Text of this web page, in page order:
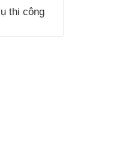
thi công